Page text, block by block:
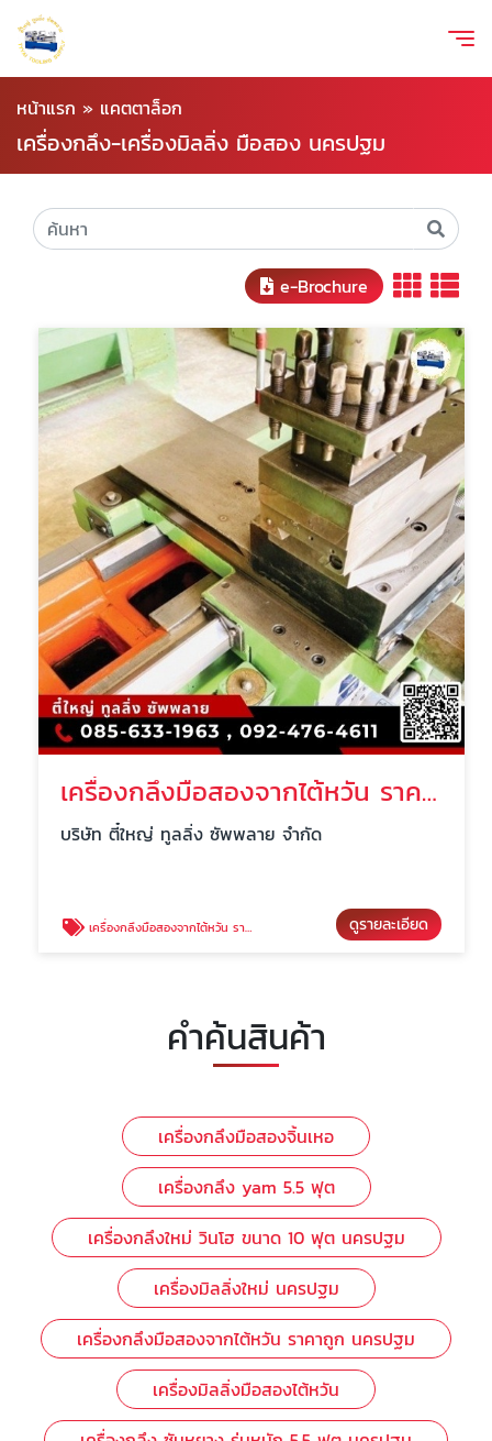
หน้าแรก » แคตตาล็อก
เครื่องกลึง-เครื่องมิลลิ่ง มือสอง นครปฐม
e-Brochure
เครื่องกลึงมือสองจากไต้หวัน ราคาถูก นครปฐม
บริษัท ตี๋ใหญ่ ทูลลิ่ง ซัพพลาย จำกัด
เครื่องกลึงมือสองจากไต้หวัน ราคาถูก นครปฐม ดูรายละเอียด
คำค้นสินค้า
เครื่องกลึงมือสองจิ้นเหอ
เครื่องกลึง yam 5.5 ฟุต
เครื่องกลึงใหม่ วินโฮ ขนาด 10 ฟุต นครปฐม
เครื่องมิลลิ่งใหม่ นครปฐม
เครื่องกลึงมือสองจากไต้หวัน ราคาถูก นครปฐม
เครื่องมิลลิ่งมือสองไต้หวัน